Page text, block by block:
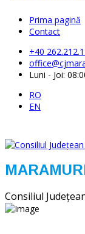
Prima pagină
Contact
+40
Luni - Joi:
RO
EN
Consiliul